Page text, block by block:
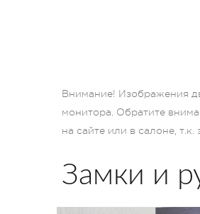
Внимание! Изображения
монитора. Обратите
на сайте или в салоне,
Замки и